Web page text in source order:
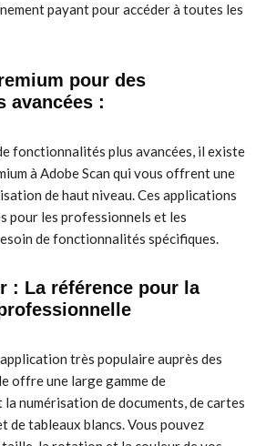
payant pour accéder à toutes les
pour des
avancées :
fonctionnalités plus avancées, il existe
à Adobe Scan qui vous offrent une
de haut niveau. Ces applications
pour les professionnels et les
de fonctionnalités spécifiques.
: La référence pour la
très populaire auprès des
offre une large gamme de
numérisation de documents, de cartes
de tableaux blancs. Vous pouvez